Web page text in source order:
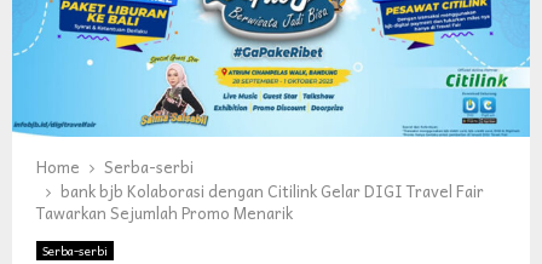
Home
Serba-serbi
bank bjb Kolaborasi dengan Citilink Gelar DIGI Travel Fair
Tawarkan Sejumlah Promo Menarik
Serba-serbi